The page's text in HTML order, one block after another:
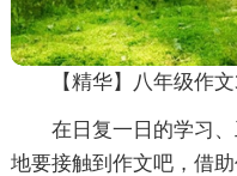
【精华】八年级作
在日复一日的学习
地要接触到作文吧，借